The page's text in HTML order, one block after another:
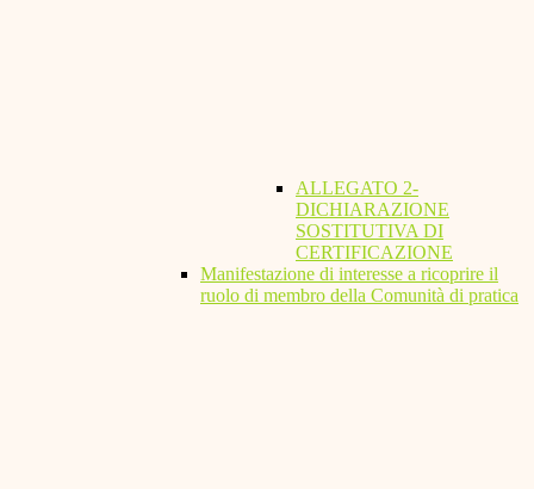
ALLEGATO 2-
DICHIARAZIONE
SOSTITUTIVA DI
CERTIFICAZIONE
Manifestazione di interesse a ricoprire il
ruolo di membro della Comunità di pratica